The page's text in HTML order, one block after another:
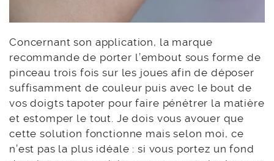
Concernant son application, la marque
recommande de porter l’embout sous forme de
pinceau trois fois sur les joues afin de déposer
suffisamment de couleur puis avec le bout de
vos doigts tapoter pour faire pénétrer la matière
et estomper le tout. Je dois vous avouer que
cette solution fonctionne mais selon moi, ce
n’est pas la plus idéale : si vous portez un fond